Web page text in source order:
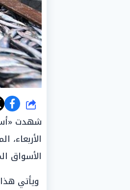
شارك
شهدت
الأسواق
ويأتي